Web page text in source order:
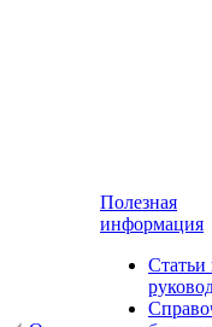
Полезная
информация
Статьи